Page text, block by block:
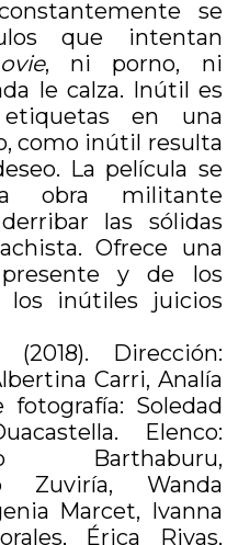
se
que intentan
, ni porno, ni
le calza. Inútil es
en una
como inútil resulta
La película se
obra militante
las sólidas
Ofrece una
y de los
los inútiles juicios
Dirección:
Carri, Analía
fotografía: Soledad
Elenco:
Barthaburu,
Zuviría, Wanda
Marcet, Ivanna
Érica Rivas,